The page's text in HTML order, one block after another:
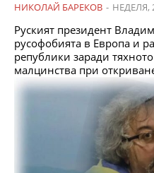
НИКОЛАЙ БАРЕКОВ - НЕДЕЛЯ,
Руският президент
русофобията в Европа и
републики заради
малцинства при